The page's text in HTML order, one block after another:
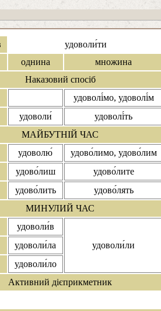
удоволи́ти
однина
множина
Наказовий спосіб
удоволі́мо, удоволі́м
удоволи́
удоволі́ть
МАЙБУТНІЙ ЧАС
удоволю́
удово́лимо, удово́лим
удово́лиш
удово́лите
удово́лить
удово́лять
МИНУЛИЙ ЧАС
удоволи́в
удоволи́ли
удоволи́ла
удоволи́ло
Активний дієприкметник